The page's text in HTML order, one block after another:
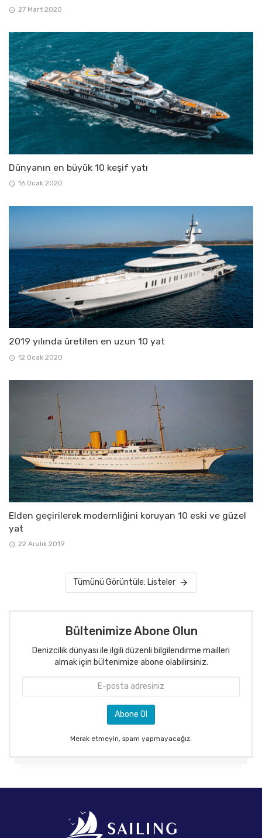
27 Mart 2020
Dünyanın en büyük 10 keşif yatı
16 Ocak 2020
2019 yılında üretilen en uzun 10 yat
12 Ocak 2020
Elden geçirilerek modernliğini koruyan 10 eski ve güzel
yat
22 Aralık 2019
Tümünü Görüntüle: Listeler
Bültenimize Abone Olun
Denizcilik dünyası ile ilgili düzenli bilgilendirme mailleri
almak için bültenimize abone olabilirsiniz.
Merak etmeyin, spam yapmayacağız.